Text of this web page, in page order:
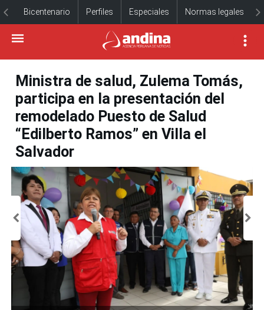
Bicentenario Perfiles Especiales Normas legales
Ministra de salud, Zulema Tomás,
participa en la presentación del
remodelado Puesto de Salud
“Edilberto Ramos” en Villa el
Salvador